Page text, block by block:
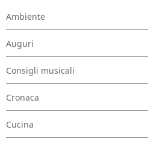
Ambiente
Auguri
Consigli musicali
Cronaca
Cucina